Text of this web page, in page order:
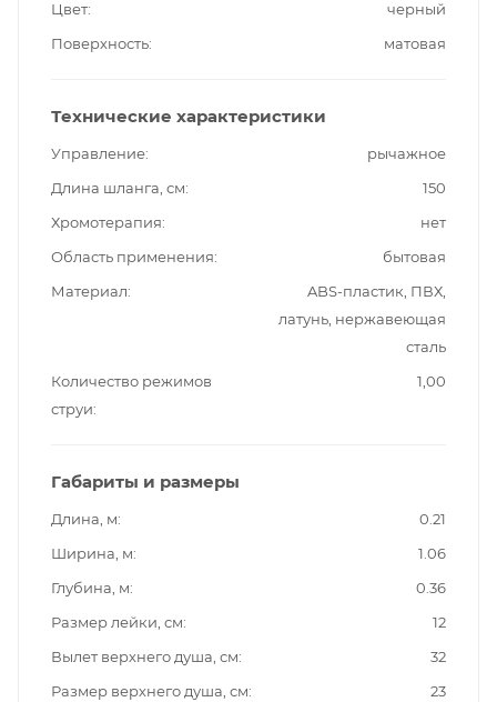
Цвет
черный
Поверхность
матовая
Технические характеристики
Управление
рычажное
Длина шланга, см
150
Хромотерапия
нет
Область применения
бытовая
Материал
ABS-пластик, ПВХ,
латунь, нержавеющая
сталь
Количество режимов
струи
1,00
Габариты и размеры
Длина, м
0.21
Ширина, м
1.06
Глубина, м
0.36
Размер лейки, см
12
Вылет верхнего душа, см
32
Размер верхнего душа, см
23